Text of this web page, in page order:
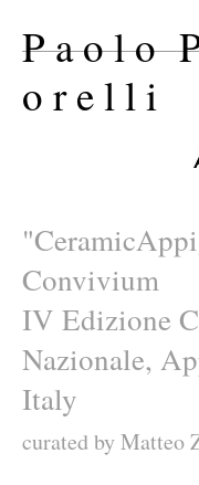
P a o l o
o r e l l i​
Convivium
IV Edizione
Nazionale,
Italy
curated by Matteo